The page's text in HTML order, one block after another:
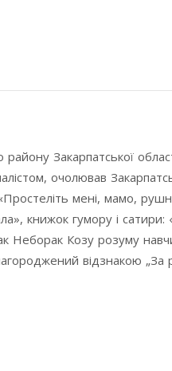
Закарпатської
очолював
мені, мамо,
книжок гумору і
Неборак Козу розуму
відзнакою